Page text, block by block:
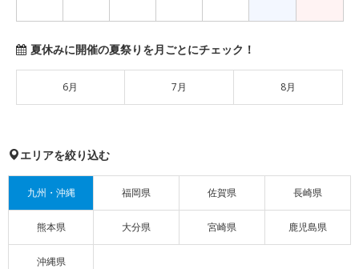
夏休みに開催の夏祭りを月ごとにチェック！
6月 7月 8月
エリアを絞り込む
九州・沖縄 福岡県 佐賀県 長崎県
熊本県 大分県 宮崎県 鹿児島県
沖縄県